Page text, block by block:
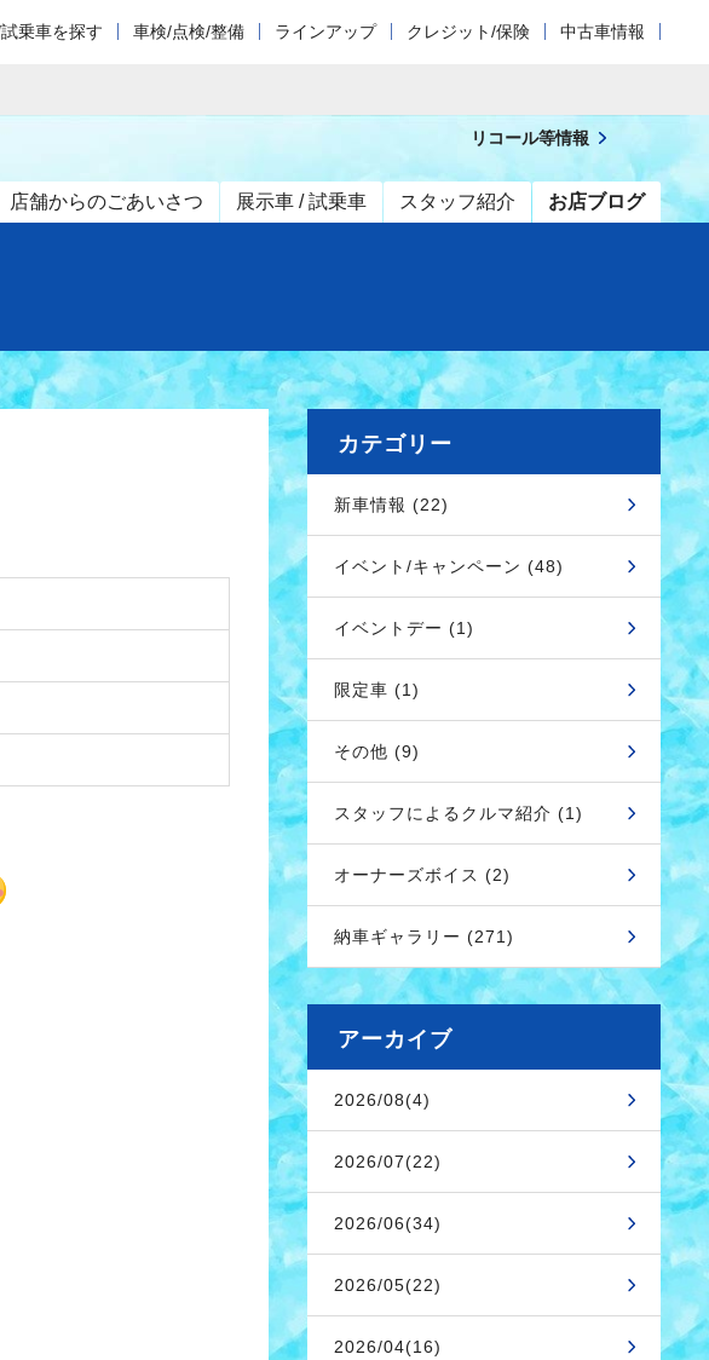
乗車を探す 車検/点検/整備 ラインアップ クレジット/保険 中古車情報
店舗からのごあいさつ 展示車 / 試乗車 スタッフ紹介 お店ブログ
リコール等情報
カテゴリー
新車情報 (22)
イベント/キャンペーン (48)
イベントデー (1)
限定車 (1)
その他 (9)
スタッフによるクルマ紹介 (1)
オーナーズボイス (2)
納車ギャラリー (271)
アーカイブ
2026/08(4)
2026/07(22)
2026/06(34)
2026/05(22)
2026/04(16)